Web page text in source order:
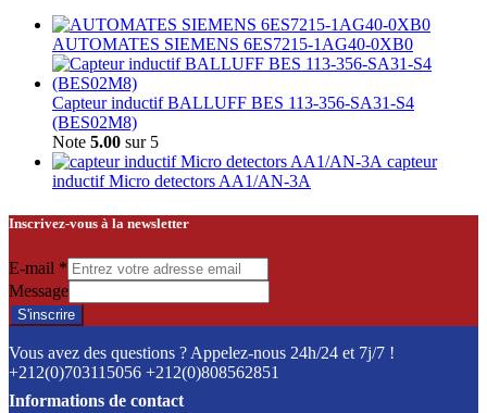
AUTOMATES SIEMENS 6ES7215-1AG40-0XB0
Capteur inductif BALLUFF BES 113-356-SA31-S4
(BES02M8)
Note 5.00 sur 5
capteur
inductif Micro detectors AA1/AN-3A
Inscrivez-vous à la newsletter
E-mail *
Message
S'inscrire
Vous avez des questions ? Appelez-nous 24h/24 et 7j/7 !
+212(0)703115056 +212(0)808562851
Informations de contact